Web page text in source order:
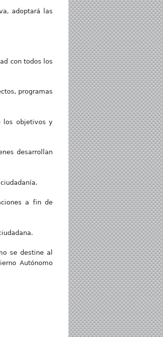
adoptará las
con todos los
programas
los objetivos y
desarrollan
a fin de
se destine al
Autónomo